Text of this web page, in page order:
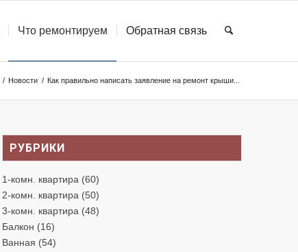
Что ремонтируем Обратная связь
/ Новости / Как правильно написать заявление на ремонт крыши...
РУБРИКИ
1-комн. квартира (60)
2-комн. квартира (50)
3-комн. квартира (48)
Балкон (16)
Ванная (54)